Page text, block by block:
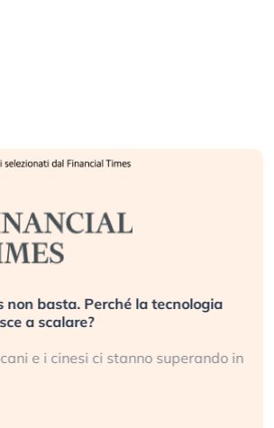
non basta. Perché la tecnologia
a scalare?
e i cinesi ci stanno superando in